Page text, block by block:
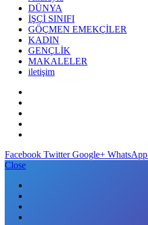
DÜNYA
İŞÇİ SINIFI
GÖÇMEN EMEKÇİLER
KADIN
GENÇLİK
MAKALELER
iletişim
Facebook Twitter Google+ WhatsApp
Close